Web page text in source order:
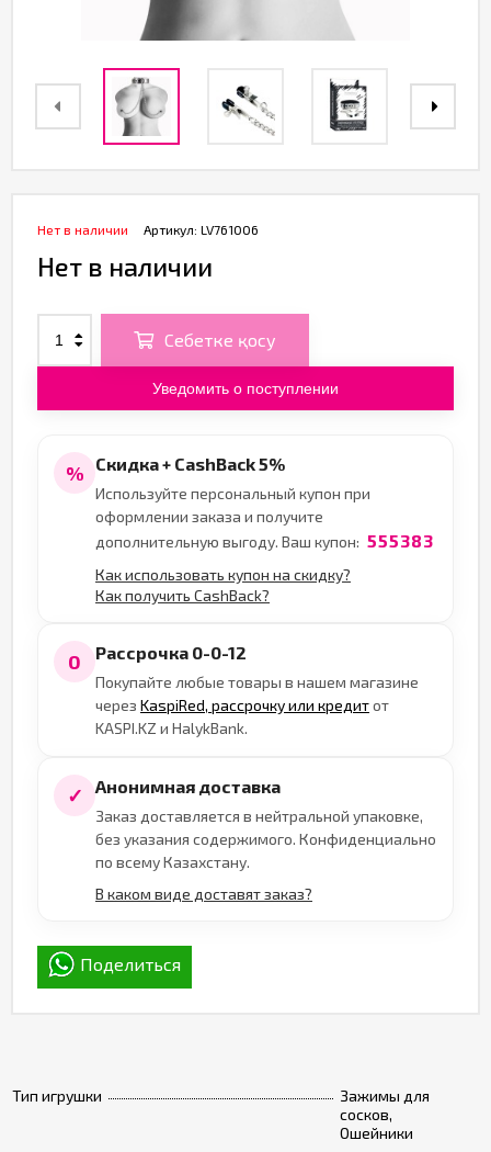
Тип игрушки
Зажимы для
сосков,
Ошейники
Артикул: LV761006
Нет в наличии
Нет в наличии
Себетке қосу
Уведомить о поступлении
% Скидка + CashBack 5%
Используйте персональный купон при
оформлении заказа и получите
дополнительную выгоду. Ваш купон: 555383
Как использовать купон на скидку?
Как получить CashBack?
0 Рассрочка 0-0-12
Покупайте любые товары в нашем магазине
через KaspiRed, рассрочку или кредитот
KASPI.KZ и HalykBank.
✓ Анонимная доставка
Заказ доставляется в нейтральной упаковке,
без указания содержимого. Конфиденциально
по всему Казахстану.
В каком виде доставят заказ?
Поделиться